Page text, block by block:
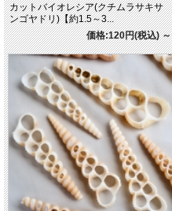
カットバイオレシア(クチムラサキサ
ンゴヤドリ)【約1.5～3...
価格:120円(税込)～